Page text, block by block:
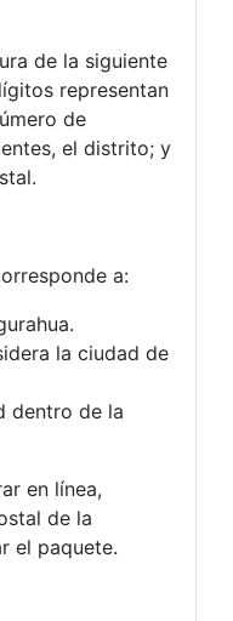
de la siguiente
representan
de
el distrito; y
a:
la ciudad de
dentro de la
en línea,
de la
el paquete.